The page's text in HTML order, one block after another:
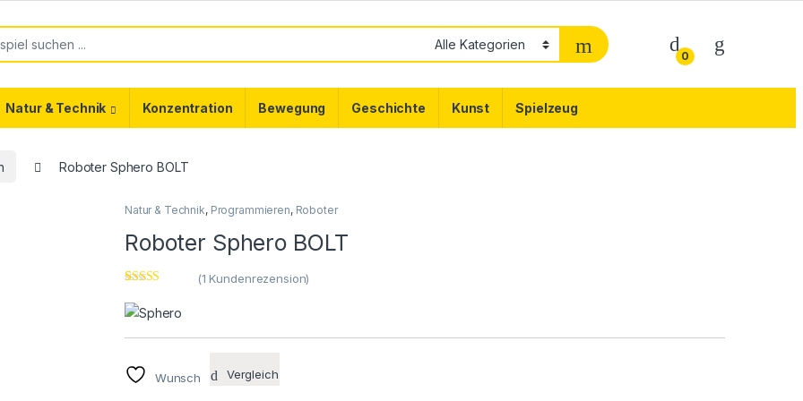
0
Natur & Technik Konzentration Bewegung Geschichte Kunst Spielzeug
Roboter Sphero BOLT
Natur & Technik, Programmieren, Roboter
Roboter Sphero BOLT
5.00von 5,
basierend auf
(1 Kundenrezension)
Wunsch Vergleich